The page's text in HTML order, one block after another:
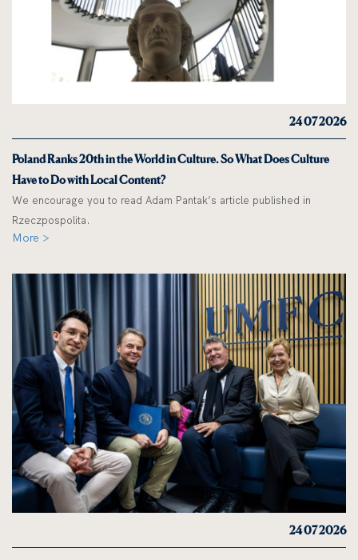
24 07 2026
Poland Ranks 20th in the World in Culture. So What Does Culture
Have to Do with Local Content?
We encourage you to read Adam Pantak’s article published in
Rzeczpospolita.
More >
24 07 2026